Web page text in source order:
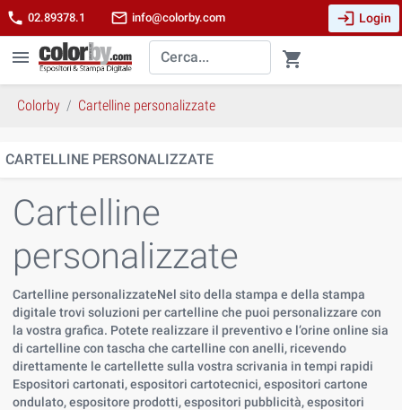
phone 02.89378.1 mail_outline info@colorby.com login Login
menu shopping_cart
Colorby Cartelline personalizzate
CARTELLINE PERSONALIZZATE
Cartelline
personalizzate
Cartelline personalizzateNel sito della stampa e della stampa
digitale trovi soluzioni per cartelline che puoi personalizzare con
la vostra grafica. Potete realizzare il preventivo e l’orine online sia
di cartelline con tascha che cartelline con anelli, ricevendo
direttamente le cartellette sulla vostra scrivania in tempi rapidi
Espositori cartonati, espositori cartotecnici, espositori cartone
ondulato, espositore prodotti, espositori pubblicità, espositori